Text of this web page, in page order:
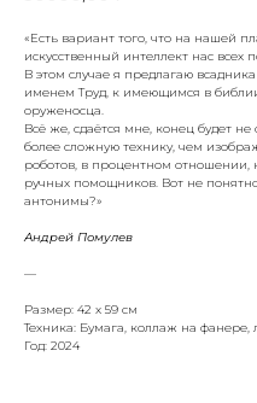
«Есть вариант того, что на нашей
искусственный интеллект нас всех
В этом случае я предлагаю
именем Труд, к имеющимся в
оруженосца.
Всё же, сдаётся мне, конец будет
более сложную технику, чем
роботов, в процентном
ручных помощников. Вот не
антонимы?»
Андрей Помулев
—
Размер: 42 x 59 см
Техника: Бумага, коллаж на
Год: 2024